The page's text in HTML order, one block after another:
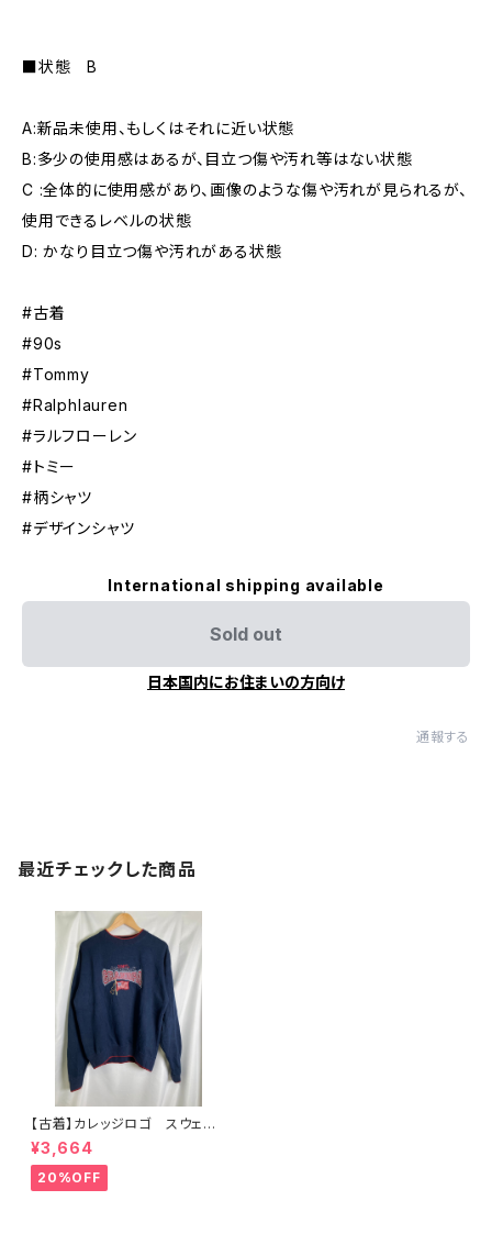
■状態 B
A:新品未使用、もしくはそれに近い状態
B:多少の使用感はあるが、目立つ傷や汚れ等はない状態
C :全体的に使用感があり、画像のような傷や汚れが見られるが、
使用できるレベルの状態
D: かなり目立つ傷や汚れがある状態
#古着
#90s
#Tommy
#Ralphlauren
#ラルフローレン
#トミー
#柄シャツ
#デザインシャツ
International shipping available
Sold out
日本国内にお住まいの方向け
通報する
最近チェックした商品
【古着】カレッジロゴ スウェッ
ト ネイビー オーバーサイ
ズ M
¥3,664
20%OFF